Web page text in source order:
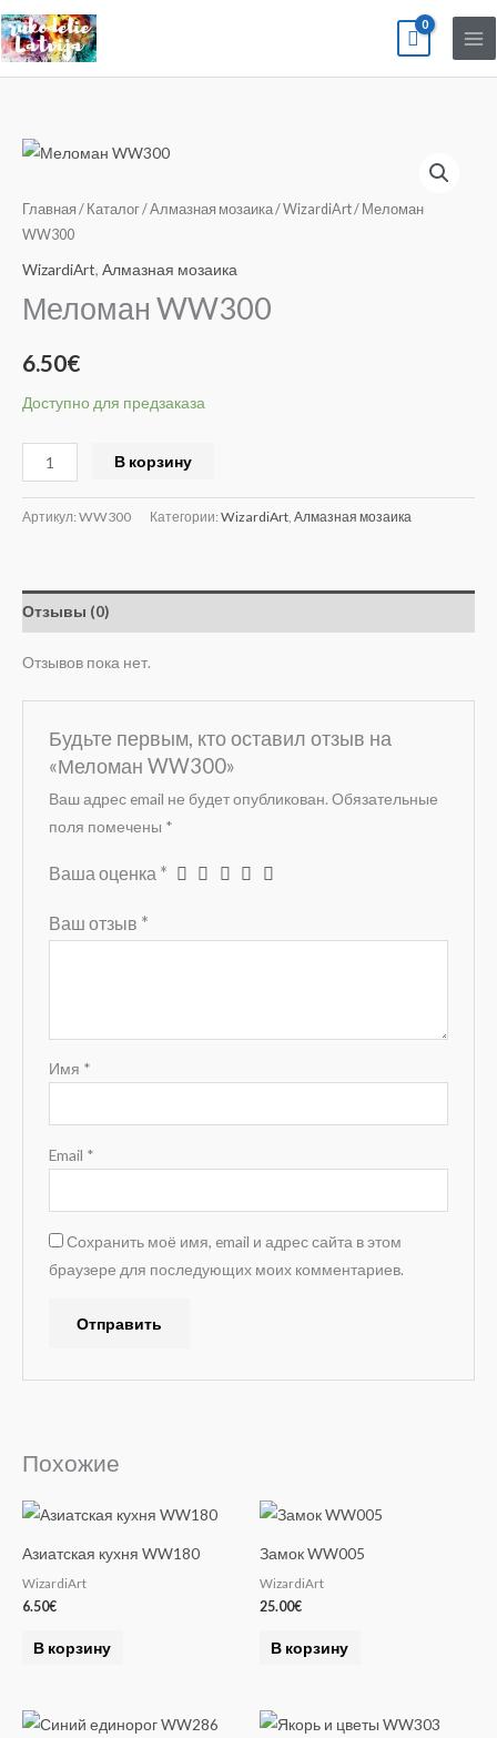
Перейти
к
содержимому
Главная / Каталог/Алмазная мозаика/WizardiArt/ Меломан
WW300
WizardiArt, Алмазная мозаика
Меломан WW300
6.50€
Доступно для предзаказа
Количество
Меломан
WW300
В корзину
Артикул: WW300 Категории: WizardiArt Алмазная мозаика
Отзывы (0)
Отзывов пока нет.
Будьте первым, кто оставил отзыв на
«Меломан WW300»
Ваш адрес email не будет опубликован. Обязательные
поля помечены *
Ваша оценка *
Ваш отзыв *
Имя *
Email *
Сохранить моё имя, email и адрес сайта в этом
браузере для последующих моих комментариев.
t
i
e
Похожие
Азиатская кухня WW180
WizardiArt
6.50€
В корзину
Замок WW005
WizardiArt
25.00€
В корзину